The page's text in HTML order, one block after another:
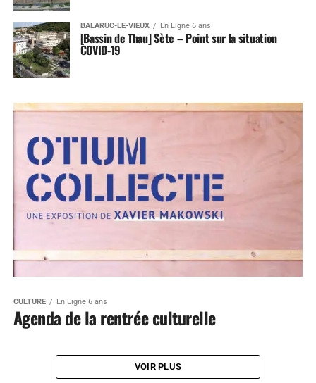
BALARUC-LE-VIEUX En Ligne 6 ans
[Bassin de Thau] Sète – Point sur la situation
COVID-19
CULTURE En Ligne 6 ans
Agenda de la rentrée culturelle
VOIR PLUS